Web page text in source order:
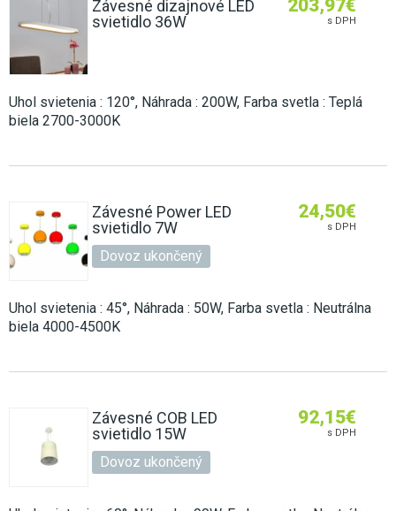
Závesné dizajnové LED
svietidlo 36W
203,97€
s DPH
Uhol svietenia : 120°, Náhrada : 200W, Farba svetla : Teplá
biela 2700-3000K
Závesné Power LED
svietidlo 7W
Dovoz ukončený
24,50€
s DPH
Uhol svietenia : 45°, Náhrada : 50W, Farba svetla : Neutrálna
biela 4000-4500K
Závesné COB LED
svietidlo 15W
Dovoz ukončený
92,15€
s DPH